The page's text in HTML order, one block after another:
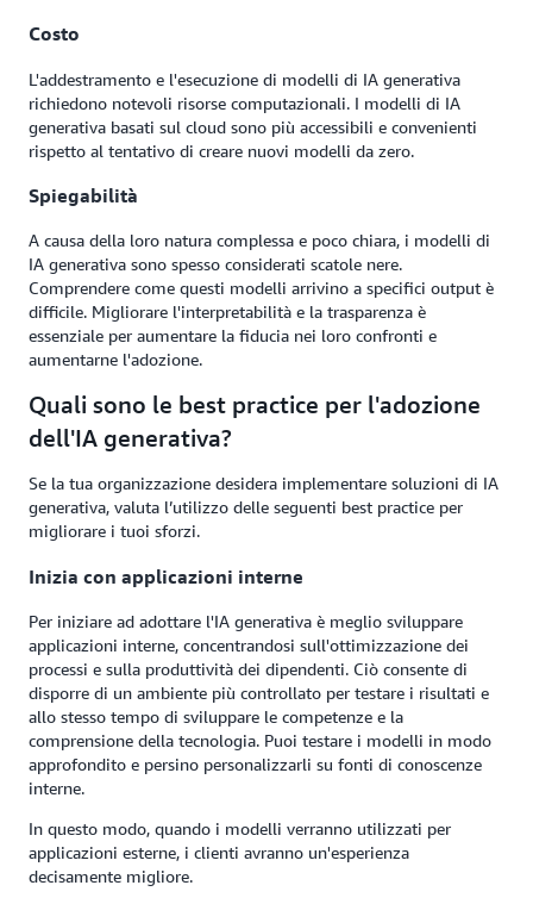
Costo
L'addestramento e l'esecuzione di modelli di IA generativa
richiedono notevoli risorse computazionali. I modelli di IA
generativa basati sul cloud sono più accessibili e convenienti
rispetto al tentativo di creare nuovi modelli da zero.
Spiegabilità
A causa della loro natura complessa e poco chiara, i modelli di
IA generativa sono spesso considerati scatole nere.
Comprendere come questi modelli arrivino a specifici output è
difficile. Migliorare l'interpretabilità e la trasparenza è
essenziale per aumentare la fiducia nei loro confronti e
aumentarne l'adozione.
Quali sono le best practice per l'adozione
dell'IA generativa?
Se la tua organizzazione desidera implementare soluzioni di IA
generativa, valuta l’utilizzo delle seguenti best practice per
migliorare i tuoi sforzi.
Inizia con applicazioni interne
Per iniziare ad adottare l'IA generativa è meglio sviluppare
applicazioni interne, concentrandosi sull'ottimizzazione dei
processi e sulla produttività dei dipendenti. Ciò consente di
disporre di un ambiente più controllato per testare i risultati e
allo stesso tempo di sviluppare le competenze e la
comprensione della tecnologia. Puoi testare i modelli in modo
approfondito e persino personalizzarli su fonti di conoscenze
interne.
In questo modo, quando i modelli verranno utilizzati per
applicazioni esterne, i clienti avranno un'esperienza
decisamente migliore.